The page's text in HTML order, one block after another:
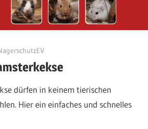
dürfen in keinem tierischen
Hier ein einfaches und schnelles